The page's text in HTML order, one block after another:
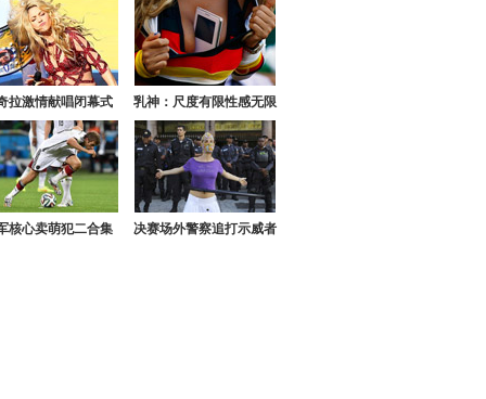
拉激情献唱闭幕式 乳神：尺度有限性感无限
核心卖萌犯二合集 决赛场外警察追打示威者